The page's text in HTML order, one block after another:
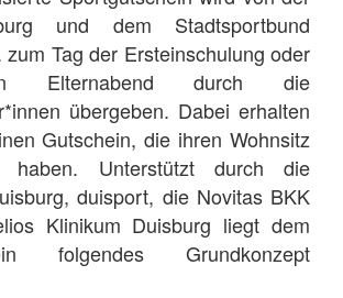
und dem Stadtsportbund
zum Tag der Ersteinschulung oder
Elternabend durch die
übergeben. Dabei erhalten
Gutschein, die ihren Wohnsitz
haben. Unterstützt durch die
duisport, die Novitas BKK
Klinikum Duisburg liegt dem
folgendes Grundkonzept